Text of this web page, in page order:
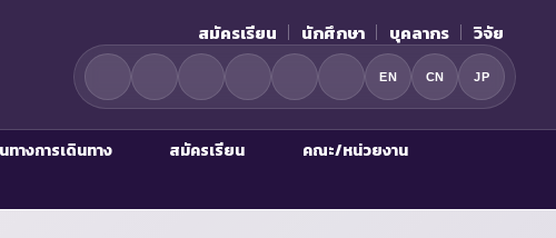
สมัครเรียน นักศึกษา บุคลากร วิจัย
EN CN JP
างการเดินทาง สมัครเรียน
คณะ/หน่วยงาน